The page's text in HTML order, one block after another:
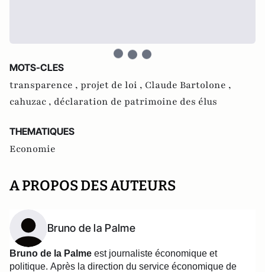
MOTS-CLES
transparence , projet de loi , Claude Bartolone ,
cahuzac , déclaration de patrimoine des élus
THEMATIQUES
Economie
A PROPOS DES AUTEURS
Bruno de la Palme
Bruno de la Palme est journaliste économique et
politique. Après la direction du service économique de